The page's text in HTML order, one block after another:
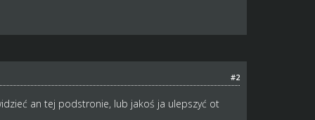
#2
an tej podstronie, lub jakoś ja ulepszyć ot